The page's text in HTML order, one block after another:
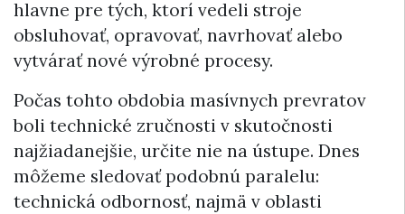
hlavne pre tých, ktorí vedeli stroje
obsluhovať, opravovať, navrhovať alebo
vytvárať nové výrobné procesy.
Počas tohto obdobia masívnych prevratov
boli technické zručnosti v skutočnosti
najžiadanejšie, určite nie na ústupe. Dnes
môžeme sledovať podobnú paralelu:
technická odbornosť, najmä v oblasti